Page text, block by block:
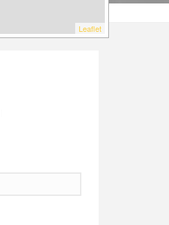
Leaflet